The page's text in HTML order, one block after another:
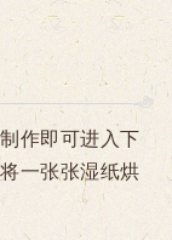
作即可进入下
一张张湿纸烘